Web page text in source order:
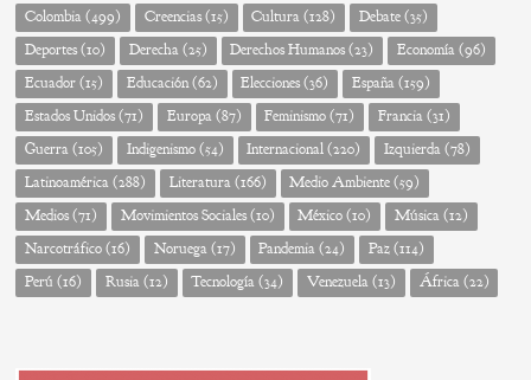
Colombia(499) Creencias(15) Cultura(128) Debate(35)
Deportes(10) Derecha(25) Derechos Humanos(23) Economía(96)
Ecuador(15) Educación(62) Elecciones(36) España(159)
Estados Unidos(71) Europa(87) Feminismo(71) Francia(31)
Guerra(105) Indigenismo(54) Internacional(220) Izquierda(78)
Latinoamérica(288) Literatura(166) Medio Ambiente(59)
Medios(71) Movimientos Sociales(10) México(10) Música(12)
Narcotráfico(16) Noruega(17) Pandemia(24) Paz(114)
Perú (16) Rusia(12) Tecnología(34) Venezuela(13) África(22)